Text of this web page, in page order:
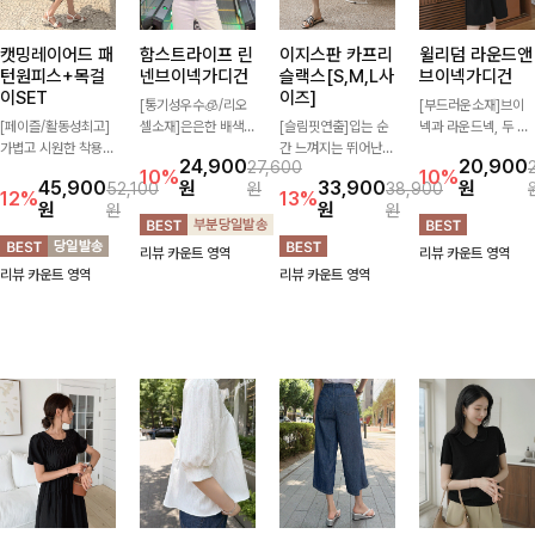
캣밍레이어드 패
턴원피스+목걸
이SET
[페이즐/활동성최고]
가볍고 시원한 착용감
없이 즐기기 좋은 라
운드 니트 🤍 베이직
한 디자인으로 다양한
하의와 손쉽게 매치되
어 데일리하게 활용하
12%45,900
원
52,100
원
리뷰 카운트 영역
함스트라이프 린
넨브이넥가디건
[통기성우수🧊/리오
셀소재]은은한 배색
캐주얼하면서도 산뜻
한 무드 살려주는 니
트 가디건 💛 브이넥
라인에 슬림하게 떨어
지는 핏 더해져 단독
10%24,900
원
27,600
원
리뷰 카운트 영역
이지스판 카프리
슬랙스[S,M,L사
이즈]
[슬림핏연출]입는 순
간 느껴지는 뛰어난
신축성으로 활동량 많
은 날에도 편안하게
🌿 발목이 드러나는
카프리 기장이 다리
라인을 더욱 길고 산
뜻하게 보여주며, 깔
13%33,900
원
38,900
원
리뷰 카운트 영역
윌리덤 라운드앤
브이넥가디건
[부드러운소재]브이
넥과 라운드넥, 두 가
맞게 선택할 수 있는
활용도 높은 가디건
🤍 부드러운 착용감
과 베이직한 디자인으
로 단독은 물론 가볍
10%20,900
원
리뷰 카운트 영역